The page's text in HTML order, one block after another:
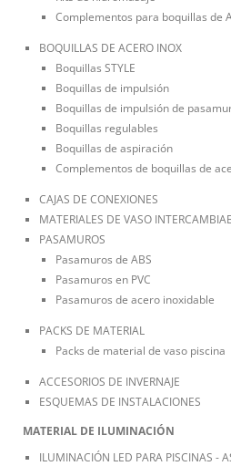
Complementos para boquillas de
BOQUILLAS DE ACERO INOX
Boquillas STYLE
Boquillas de impulsión
Boquillas de impulsión de
Boquillas regulables
Boquillas de aspiración
Complementos de boquillas de
CAJAS DE CONEXIONES
MATERIALES DE VASO
PASAMUROS
Pasamuros de ABS
Pasamuros en PVC
Pasamuros de acero inoxidable
PACKS DE MATERIAL
Packs de material de vaso piscina
ACCESORIOS DE INVERNAJE
ESQUEMAS DE INSTALACIONES
MATERIAL DE ILUMINACIÓN
ILUMINACIÓN LED PARA PISCINAS -